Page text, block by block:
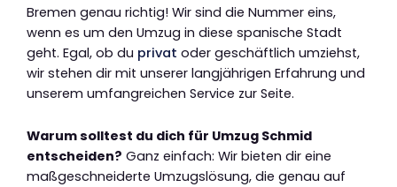
Bremen genau richtig! Wir sind die Nummer eins,
wenn es um den Umzug in diese spanische Stadt
geht. Egal, ob du privat oder geschäftlich umziehst,
wir stehen dir mit unserer langjährigen Erfahrung und
unserem umfangreichen Service zur Seite.
Warum solltest du dich für Umzug Schmid
entscheiden? Ganz einfach: Wir bieten dir eine
maßgeschneiderte Umzugslösung, die genau auf